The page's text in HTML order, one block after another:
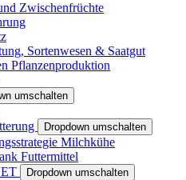
Zwischenfrüchte
Sortenwesen & Saatgut
Pflanzenproduktion
umschalten
Dropdown umschalten
Milchkühe
Futtermittel
Dropdown umschalten